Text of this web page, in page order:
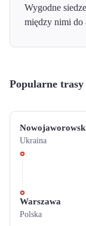
Wygodne
między nimi do
Popularne trasy
Nowojaworowsk
Ukraina
Warszawa
Polska